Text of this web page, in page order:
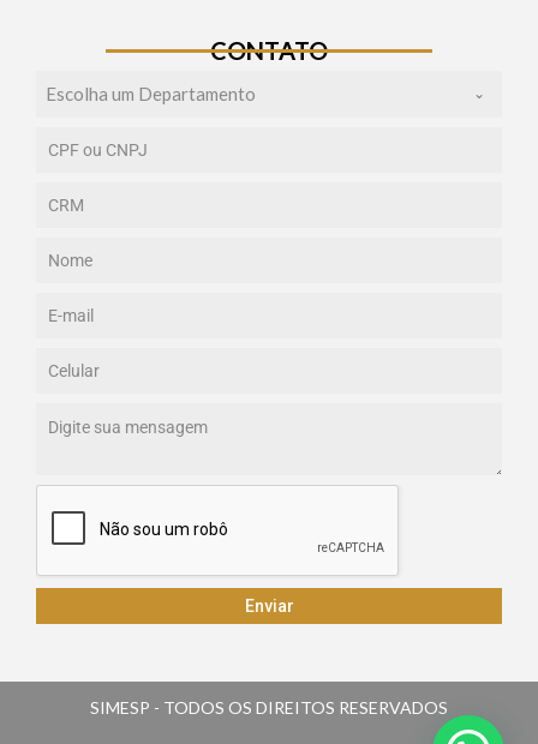
CONTATO
Escolha um Departamento
Enviar
SIMESP - TODOS OS DIREITOS RESERVADOS